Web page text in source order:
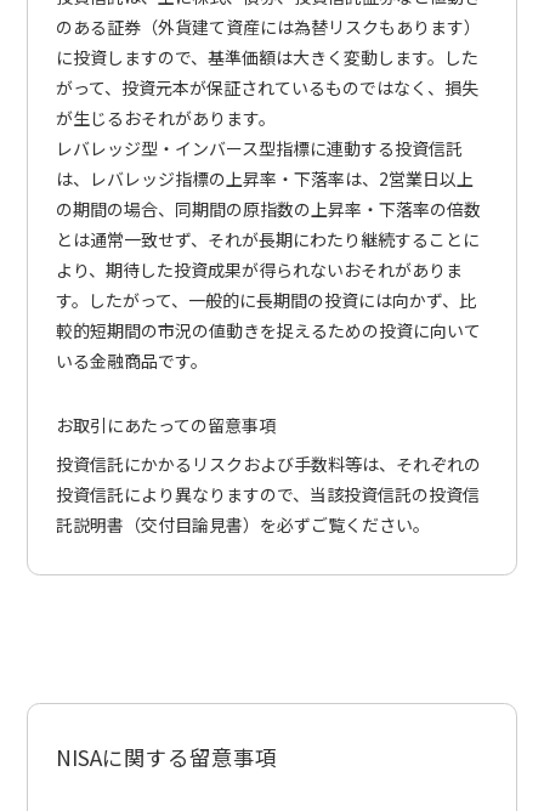
のある証券（外貨建て資産には為替リスクもあります）
に投資しますので、基準価額は大きく変動します。した
がって、投資元本が保証されているものではなく、損失
が生じるおそれがあります。
レバレッジ型・インバース型指標に連動する投資信託
は、レバレッジ指標の上昇率・下落率は、2営業日以上
の期間の場合、同期間の原指数の上昇率・下落率の倍数
とは通常一致せず、それが長期にわたり継続することに
より、期待した投資成果が得られないおそれがありま
す。したがって、一般的に長期間の投資には向かず、比
較的短期間の市況の値動きを捉えるための投資に向いて
いる金融商品です。
お取引にあたっての留意事項
投資信託にかかるリスクおよび手数料等は、それぞれの
投資信託により異なりますので、当該投資信託の投資信
託説明書（交付目論見書）を必ずご覧ください。
NISAに関する留意事項